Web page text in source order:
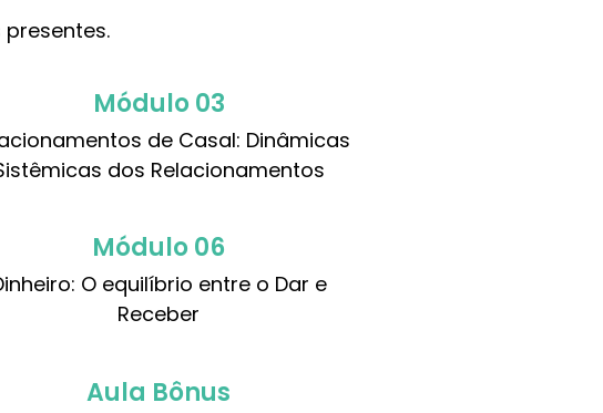
Módulo 03
de Casal: Dinâmicas
dos Relacionamentos
Módulo 06
O equilíbrio entre o Dar e
Receber
Aula Bônus